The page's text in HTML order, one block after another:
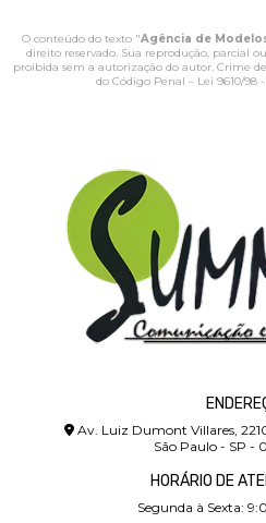
O conteúdo do texto "Agência de
direito reservado. Sua reprodução, parcial
proibida sem a autorização do autor. Crime
do Código Penal – Lei 9610/98
Av. Luiz Dumont Villares,
São Paulo - SP -
HORÁRIO DE
Segunda à Sexta: